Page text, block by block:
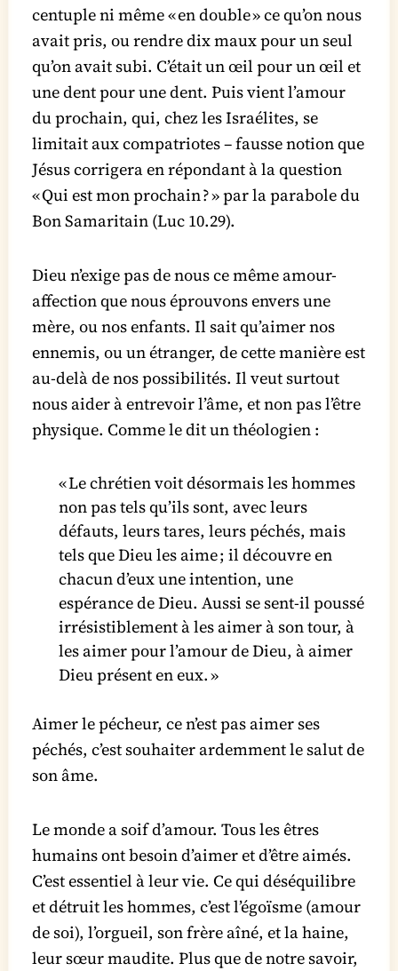
centuple ni même « en double » ce qu’on nous
avait pris, ou rendre dix maux pour un seul
qu’on avait subi. C’était un œil pour un œil et
une dent pour une dent. Puis vient l’amour
du prochain, qui, chez les Israélites, se
limitait aux compatriotes – fausse notion que
Jésus corrigera en répondant à la question
« Qui est mon prochain ? » par la parabole du
Bon Samaritain (Luc 10.29).
Dieu n’exige pas de nous ce même amour-
affection que nous éprouvons envers une
mère, ou nos enfants. Il sait qu’aimer nos
ennemis, ou un étranger, de cette manière est
au-delà de nos possibilités. Il veut surtout
nous aider à entrevoir l’âme, et non pas l’être
physique. Comme le dit un théologien :
« Le chrétien voit désormais les hommes
non pas tels qu’ils sont, avec leurs
défauts, leurs tares, leurs péchés, mais
tels que Dieu les aime ; il découvre en
chacun d’eux une intention, une
espérance de Dieu. Aussi se sent-il poussé
irrésistiblement à les aimer à son tour, à
les aimer pour l’amour de Dieu, à aimer
Dieu présent en eux. »
Aimer le pécheur, ce n’est pas aimer ses
péchés, c’est souhaiter ardemment le salut de
son âme.
Le monde a soif d’amour. Tous les êtres
humains ont besoin d’aimer et d’être aimés.
C’est essentiel à leur vie. Ce qui déséquilibre
et détruit les hommes, c’est l’égoïsme (amour
de soi), l’orgueil, son frère aîné, et la haine,
leur sœur maudite. Plus que de notre savoir,